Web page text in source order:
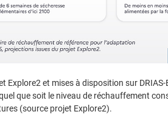
Explore2 et mises à disposition sur
que soit le niveau de réchauffement
(source projet Explore2).